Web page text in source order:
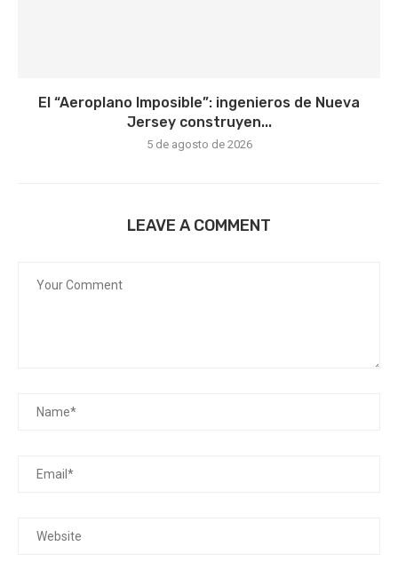
El “Aeroplano Imposible”: ingenieros de Nueva
Jersey construyen...
5 de agosto de 2026
LEAVE A COMMENT